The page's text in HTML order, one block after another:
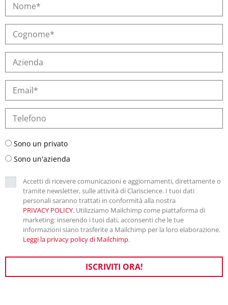
Sono un privato
Sono un'azienda
Accetti di ricevere comunicazioni e aggiornamenti, direttamente o
tramite newsletter, sulle attività di Clariscience. I tuoi dati
personali saranno trattati in conformità alla nostra
PRIVACY POLICY. Utilizziamo Mailchimp come piattaforma di
marketing: inserendo i tuoi dati, acconsenti che le tue
informazioni siano trasferite a Mailchimp per la loro elaborazione.
Leggi la privacy policy di Mailchimp.
ISCRIVITI ORA!